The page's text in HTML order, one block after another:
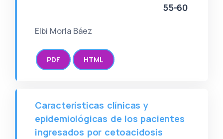
55-60
Elbi Morla Báez
PDF HTML
Características clínicas y
epidemiológicas de los pacientes
ingresados por cetoacidosis